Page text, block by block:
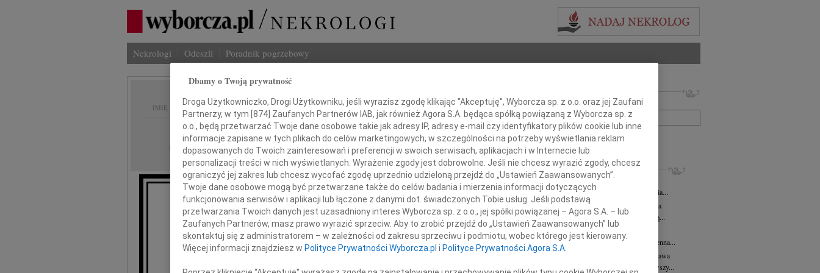
Nekrologi Odeszli Poradnik pogrzebowy
IMIĘ I NAZWISKO:
REGION: Warszawa
DATA EMISJI: 25.09.2009
Żegnamy
Imię i nazwisko lub numer ogłoszenia:
+ szukanie zaawansowane
INNE NEKROLOGI
Asia Kułakowska 07.08.2026
Asia Kułakowska 8 czerwca 1984 - 9 sierpnia...
Małgorzata Kościelska
Warszawa
Z żalem żegnam prof. Małgorzatę Kościelską...
Janusz Goetze
07.08.2026
Janusz Goetze adwokat 9 lat bez Ciebie Bożenna...
Wacława Stec-Myśliwska
Warszawa
W dniu 4 sierpnia 2026 roku zmarła przeżywszy...
Dbamy o Twoją prywatność
Droga Użytkowniczko, Drogi Użytkowniku, jeśli wyrazisz zgodę klikając "Akceptuję", Wyborcza sp. z o.o. oraz jej Zaufani
Partnerzy, w tym [874] Zaufanych Partnerów IAB, jak również Agora S.A. będąca spółką powiązaną z Wyborcza sp. z
o.o., będą przetwarzać Twoje dane osobowe takie jak adresy IP, adresy e-mail czy identyfikatory plików cookie lub inne
informacje zapisane w tych plikach do celów marketingowych, w szczególności na potrzeby wyświetlania reklam
dopasowanych do Twoich zainteresowań i preferencji w swoich serwisach, aplikacjach i w Internecie lub
personalizacji treści w nich wyświetlanych. Wyrażenie zgody jest dobrowolne. Jeśli nie chcesz wyrazić zgody, chcesz
ograniczyć jej zakres lub chcesz wycofać zgodę uprzednio udzieloną przejdź do „Ustawień Zaawansowanych”.
Twoje dane osobowe mogą być przetwarzane także do celów badania i mierzenia informacji dotyczących
funkcjonowania serwisów i aplikacji lub łączone z danymi dot. świadczonych Tobie usług. Jeśli podstawą
przetwarzania Twoich danych jest uzasadniony interes Wyborcza sp. z o.o., jej spółki powiązanej – Agora S.A. – lub
Zaufanych Partnerów, masz prawo wyrazić sprzeciw. Aby to zrobić przejdź do „Ustawień Zaawansowanych” lub
skontaktuj się z administratorem – w zależności od zakresu sprzeciwu i podmiotu, wobec którego jest kierowany.
Więcej informacji znajdziesz w Polityce Prywatności Wyborcza.pl i Polityce Prywatności Agora S.A.